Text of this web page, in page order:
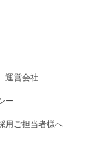
運営会社
ー
用ご担当者様へ